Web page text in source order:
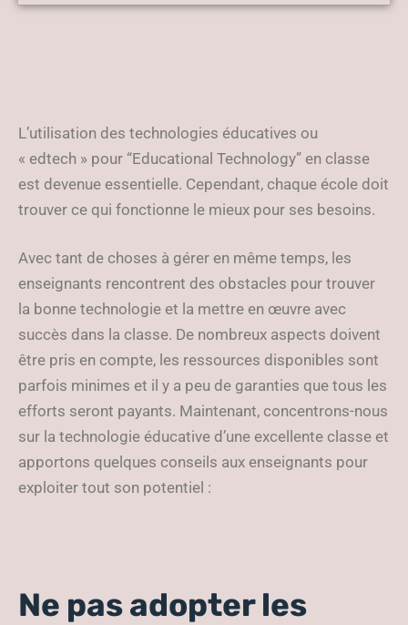
de l’information
L’utilisation des technologies éducatives ou
« edtech » pour “Educational Technology” en classe
est devenue essentielle. Cependant, chaque école doit
trouver ce qui fonctionne le mieux pour ses besoins.
Avec tant de choses à gérer en même temps, les
enseignants rencontrent des obstacles pour trouver
la bonne technologie et la mettre en œuvre avec
succès dans la classe. De nombreux aspects doivent
être pris en compte, les ressources disponibles sont
parfois minimes et il y a peu de garanties que tous les
efforts seront payants. Maintenant, concentrons-nous
sur la technologie éducative d’une excellente classe et
apportons quelques conseils aux enseignants pour
exploiter tout son potentiel :
Ne pas adopter les